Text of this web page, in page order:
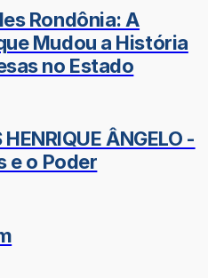
Rondônia: A
Mudou a História
no Estado
ÂNGELO -
e o Poder